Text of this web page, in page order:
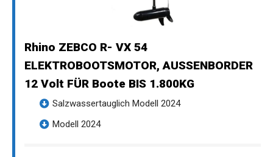
Rhino ZEBCO R- VX 54
ELEKTROBOOTSMOTOR, AUSSENBORDER
12 Volt FÜR Boote BIS 1.800KG
Salzwassertauglich Modell 2024
Modell 2024